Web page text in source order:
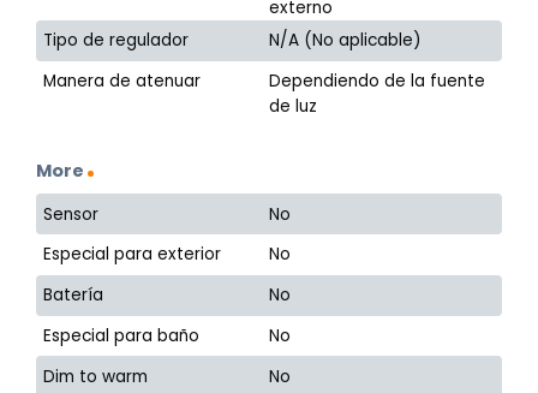
externo
Tipo de regulador
N/A (No aplicable)
Manera de atenuar
Dependiendo de la fuente
de luz
More
Sensor
No
Especial para exterior
No
Batería
No
Especial para baño
No
Dim to warm
No